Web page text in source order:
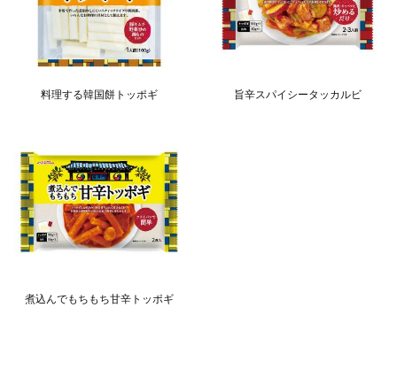
料理する韓国餅トッポギ 旨辛スパイシータッカルビ
煮込んでもちもち甘辛トッポギ